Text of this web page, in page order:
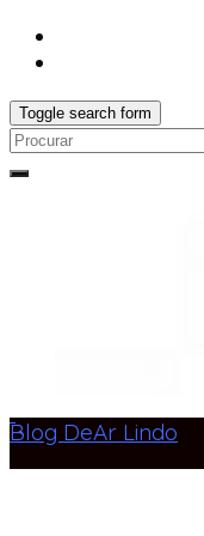
Toggle search form
Search
Blog DeAr Lindo